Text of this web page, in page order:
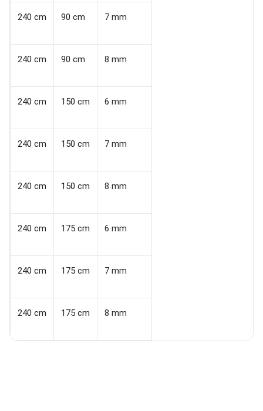
240 cm 90 cm 7 mm
240 cm 90 cm 8 mm
240 cm 150 cm 6 mm
240 cm 150 cm 7 mm
240 cm 150 cm 8 mm
240 cm 175 cm 6 mm
240 cm 175 cm 7 mm
240 cm 175 cm 8 mm